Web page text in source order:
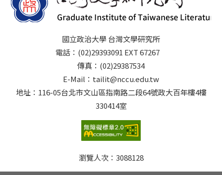
國立政治大學 台灣文學研究所
電話：(02)29393091 EXT 67267
傳真：(02)29387534
E-Mail：tailit@nccu.edu.tw
地址：116-05台北市文山區指南路二段64號政大百年樓4樓
330414室
瀏覽人次： 3088128